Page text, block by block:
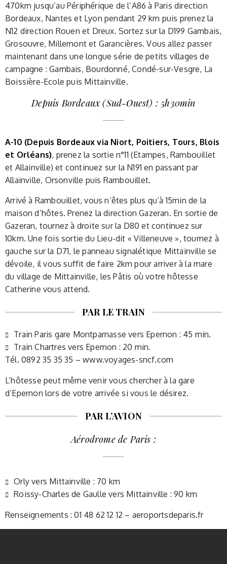
470km jusqu’au Périphérique de l’A86 à Paris direction
Bordeaux, Nantes et Lyon pendant 29 km puis prenez la
N12 direction Rouen et Dreux. Sortez sur la D199 Gambais,
Grosouvre, Millemont et Garancières. Vous allez passer
maintenant dans une longue série de petits villages de
campagne : Gambais, Bourdonné, Condé-sur-Vesgre, La
Boissière-Ecole puis Mittainville.
Depuis Bordeaux (Sud-Ouest) : 5h30min
A-10 (Depuis Bordeaux via Niort, Poitiers, Tours, Blois
et Orléans), prenez la sortie n°11 (Etampes, Rambouillet
et Allainville) et continuez sur la N191 en passant par
Allainville, Orsonville puis Rambouillet.
Arrivé à Rambouillet, vous n’êtes plus qu’à 15min de la
maison d’hôtes. Prenez la direction Gazeran. En sortie de
Gazeran, tournez à droite sur la D80 et continuez sur
10km. Une fois sortie du Lieu-dit « Villeneuve », tournez à
gauche sur la D71, le panneau signalétique Mittainville se
dévoile, il vous suffit de faire 2km pour arriver à la mare
du village de Mittainville, les Pâtis où votre hôtesse
Catherine vous attend.
PAR LE TRAIN
Train Paris gare Montparnasse vers Epernon : 45 min.
Train Chartres vers Epernon : 20 min.
Tél. 0892 35 35 35 – www.voyages-sncf.com
L’hôtesse peut même venir vous chercher à la gare
d’Epernon lors de votre arrivée si vous le désirez.
PAR L’AVION
Aérodrome de Paris :
Orly vers Mittainville : 70 km
Roissy-Charles de Gaulle vers Mittainville : 90 km
Renseignements : 01 48 62 12 12 – aeroportsdeparis.fr